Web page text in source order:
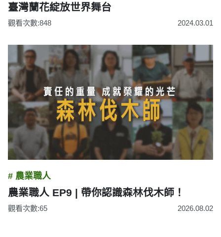
臺灣蘭花綻放世界舞台
觀看次數:848 2024.03.01
# 農業職人
農業職人 EP9 | 帶你認識森林伐木師！
觀看次數:65 2026.08.02